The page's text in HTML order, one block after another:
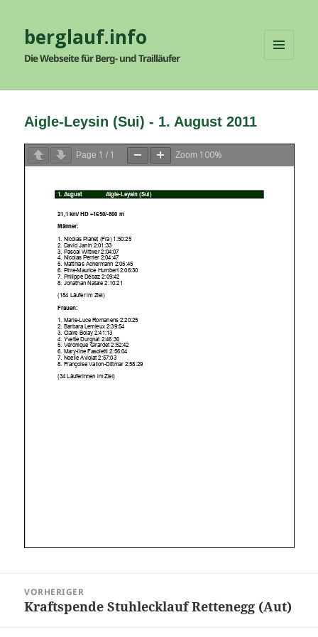
berglauf.info
Die Webseite für Berg- und Trailläufer
WIDGETS
Aigle-Leysin (Sui) - 1. August 2011
Page 1 / 1 Zoom 100%
VORHERIGER
Vorheriger
Kraftspende Stuhlecklauf Rettenegg (Aut)